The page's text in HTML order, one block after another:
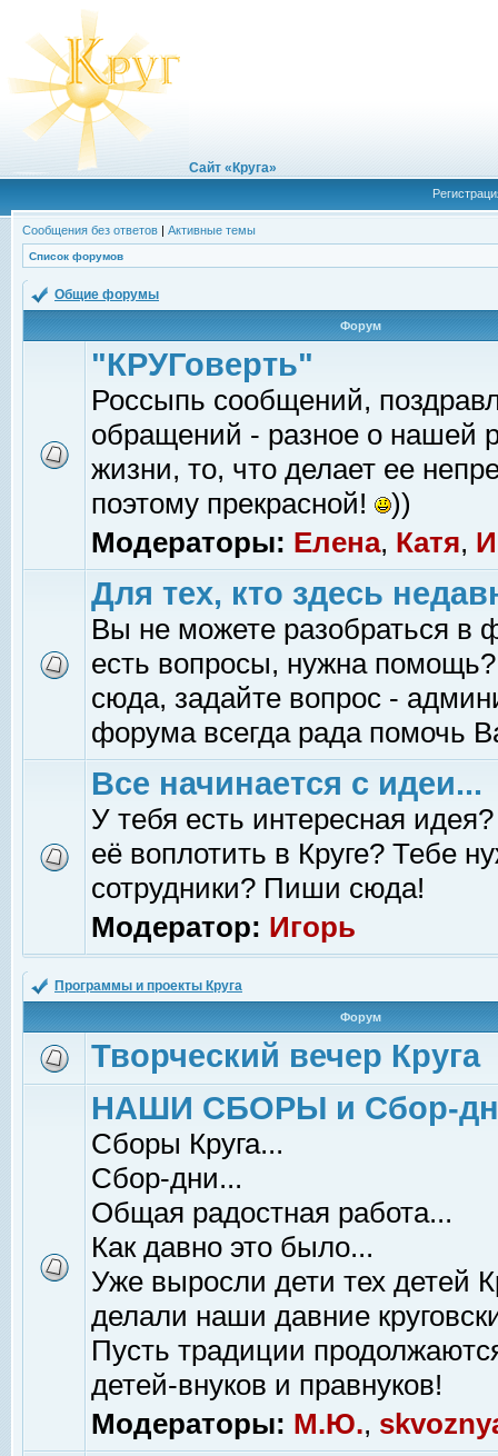
Сайт «Круга»
Сообщения без ответов | Активные темы
Список форумов
Общие форумы
Форум
"КРУГоверть"
Россыпь сообщений,
обращений - разное о нашей
жизни, то, что делает ее
поэтому прекрасной!
))
Модераторы: Елена, Катя,
Для тех, кто здесь
Вы не можете разобраться в
есть вопросы, нужна помощь?
сюда, задайте вопрос -
форума всегда рада помочь
Все начинается с идеи...
У тебя есть интересная
её воплотить в Круге? Тебе
сотрудники? Пиши сюда!
Модератор: Игорь
Программы и проекты Круга
Форум
Творческий вечер Круга
НАШИ СБОРЫ и Сбор-
Сборы Круга...
Сбор-дни...
Общая радостная работа...
Как давно это было...
Уже выросли дети тех детей
делали наши давние
Пусть традиции
детей-внуков и правнуков!
Модераторы: М.Ю.,